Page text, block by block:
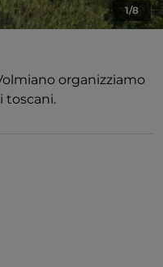
1/8
organizziamo
toscani.